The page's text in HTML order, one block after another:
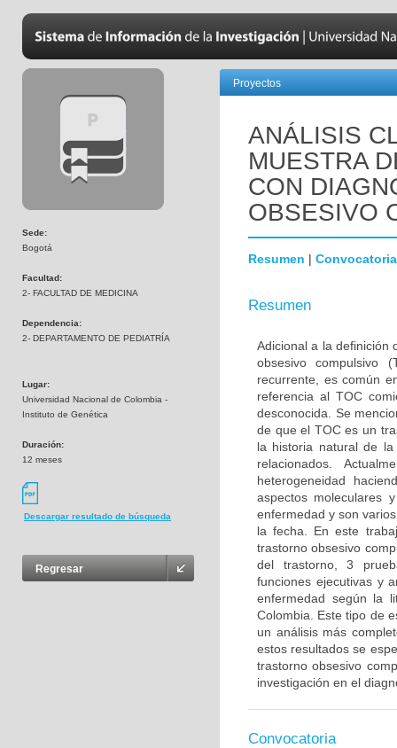
Sede:
Bogotá
Facultad:
2- FACULTAD DE MEDICINA
Dependencia:
2- DEPARTAMENTO DE PEDIATRÍA
Lugar:
Universidad Nacional de Colombia -
Instituto de Genética
Duración:
12 meses
Descargar resultado de búsqueda
Regresar
Proyectos
ANÁLISIS
MUESTRA
CON
OBSESIVO
Resumen | Convocatoria
Resumen
Adicional a la definición
obsesivo compulsivo
recurrente, es común
referencia al TOC
desconocida. Se
de que el TOC es un
la historia natural de
relacionados.
heterogeneidad
aspectos moleculares
enfermedad y son
la fecha. En este
trastorno obsesivo
del trastorno, 3
funciones ejecutivas y
enfermedad según la
Colombia. Este tipo de
un análisis más
estos resultados se
trastorno obsesivo
investigación en el
Convocatoria